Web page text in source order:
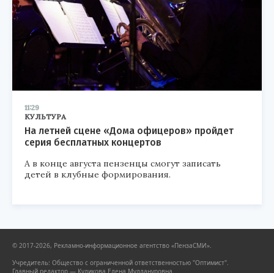
11:29
КУЛЬТУРА
На летней сцене «Дома офицеров» пройдет
серия бесплатных концертов
А в конце августа пензенцы смогут записать
детей в клубные формирования.
© 2017-2026, Рекламно-информационное агентство «ПензаСМИ».
Учредитель: Общество с ограниченной ответственностью "Оптимист".
Главный редактор — Куликова Елена Муллануровна.